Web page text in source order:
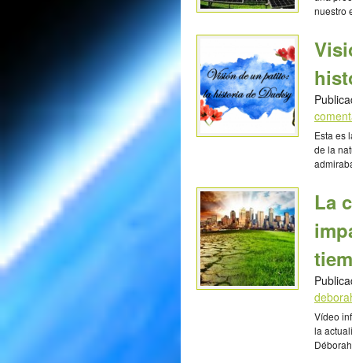
nuestro
las
Esta es
de la
La
Vídeo
la